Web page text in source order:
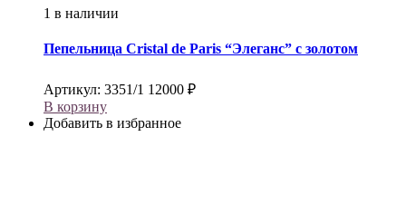
1 в наличии
Пепельница Cristal de Paris “Элеганс” с золотом
Артикул: 3351/1 12000 ₽
В корзину
Добавить в избранное